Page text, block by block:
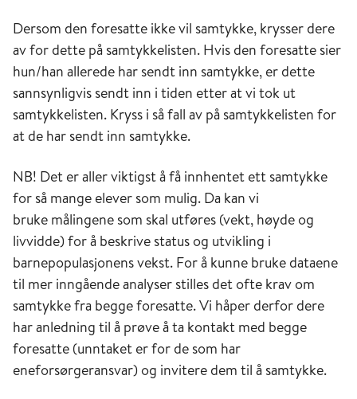
Dersom den foresatte ikke vil samtykke, krysser dere
av for dette på samtykkelisten. Hvis den foresatte sier
hun/han allerede har sendt inn samtykke, er dette
sannsynligvis sendt inn i tiden etter at vi tok ut
samtykkelisten. Kryss i så fall av på samtykkelisten for
at de har sendt inn samtykke.
NB! Det er aller viktigst å få innhentet ett samtykke
for så mange elever som mulig. Da kan vi
bruke målingene som skal utføres (vekt, høyde og
livvidde) for å beskrive status og utvikling i
barnepopulasjonens vekst. For å kunne bruke dataene
til mer inngående analyser stilles det ofte krav om
samtykke fra begge foresatte. Vi håper derfor dere
har anledning til å prøve å ta kontakt med begge
foresatte (unntaket er for de som har
eneforsørgeransvar) og invitere dem til å samtykke.